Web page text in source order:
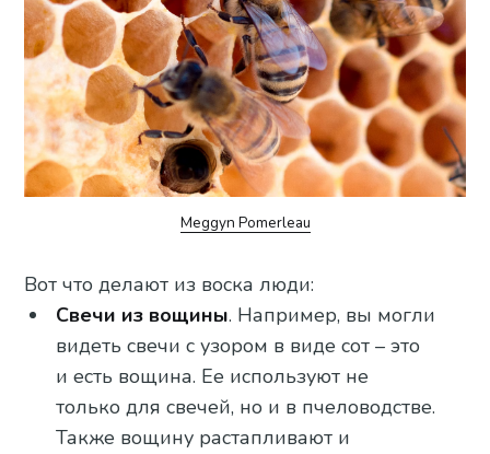
Meggyn Pomerleau
Вот что делают из воска люди:
Свечи из вощины. Например, вы могли
видеть свечи с узором в виде сот – это
и есть вощина. Ее используют не
только для свечей, но и в пчеловодстве.
Также вощину растапливают и